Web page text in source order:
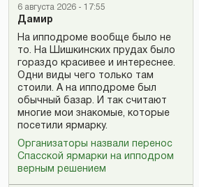
6 августа 2026 - 17:55
Дамир
На ипподроме вообще было не
то. На Шишкинских прудах было
гораздо красивее и интереснее.
Одни виды чего только там
стоили. А на ипподроме был
обычный базар. И так считают
многие мои знакомые, которые
посетили ярмарку.
Организаторы назвали перенос
Спасской ярмарки на ипподром
верным решением